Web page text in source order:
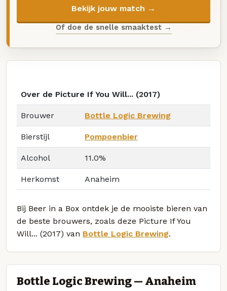
Bekijk jouw match →
Of doe de snelle smaaktest →
Over de Picture If You Will... (2017)
Brouwer Bottle Logic Brewing
Bierstijl Pompoenbier
Alcohol 11.0%
Herkomst Anaheim
Bij Beer in a Box ontdek je de mooiste bieren van
de beste brouwers, zoals deze Picture If You
Will... (2017) van Bottle Logic Brewing.
Bottle Logic Brewing — Anaheim